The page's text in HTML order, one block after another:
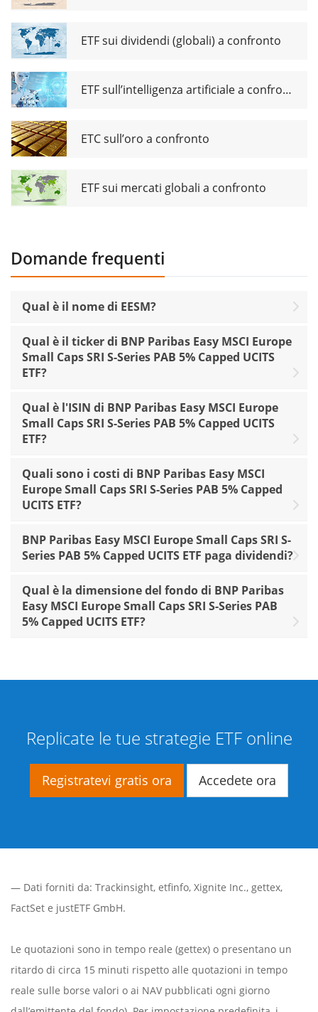
ETF sui dividendi (globali) a confronto
ETF sull’intelligenza artificiale a confronto
ETC sull’oro a confronto
ETF sui mercati globali a confronto
Domande frequenti
Qual è il nome di EESM?
Qual è il ticker di BNP Paribas Easy MSCI Europe
Small Caps SRI S-Series PAB 5% Capped UCITS
ETF?
Qual è l'ISIN di BNP Paribas Easy MSCI Europe
Small Caps SRI S-Series PAB 5% Capped UCITS
ETF?
Quali sono i costi di BNP Paribas Easy MSCI
Europe Small Caps SRI S-Series PAB 5% Capped
UCITS ETF?
BNP Paribas Easy MSCI Europe Small Caps SRI S-
Series PAB 5% Capped UCITS ETF paga dividendi?
Qual è la dimensione del fondo di BNP Paribas
Easy MSCI Europe Small Caps SRI S-Series PAB
5% Capped UCITS ETF?
Replicate le tue strategie ETF online
Registratevi gratis ora Accedete ora
— Dati forniti da: Trackinsight, etfinfo, Xignite Inc., gettex,
FactSet e justETF GmbH.
Le quotazioni sono in tempo reale (gettex) o presentano un
ritardo di circa 15 minuti rispetto alle quotazioni in tempo
reale sulle borse valori o ai NAV pubblicati ogni giorno